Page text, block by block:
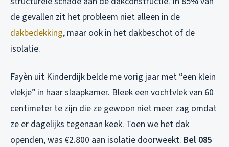
de gevallen zit het probleem niet alleen in de
dakbedekking, maar ook in het dakbeschot of de
isolatie.
Fayèn uit Kinderdijk belde me vorig jaar met “een klein
vlekje” in haar slaapkamer. Bleek een vochtvlek van 60
centimeter te zijn die ze gewoon niet meer zag omdat
ze er dagelijks tegenaan keek. Toen we het dak
openden, was €2.800 aan isolatie doorweekt. Bel 085